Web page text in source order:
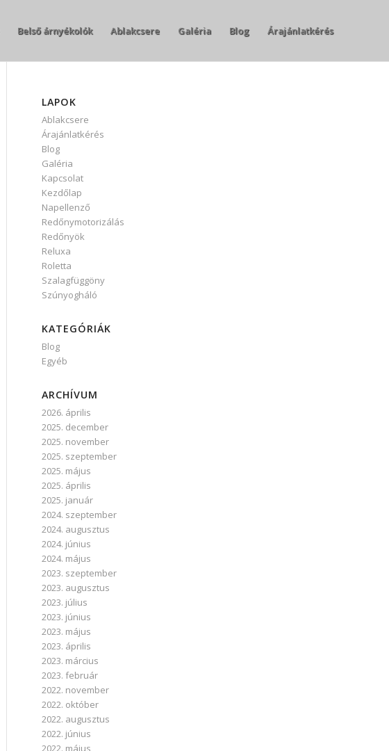
Belső árnyékolók Ablakcsere Galéria Blog Árajánlatkérés
LAPOK
Ablakcsere
Árajánlatkérés
Blog
Galéria
Kapcsolat
Kezdőlap
Napellenző
Redőnymotorizálás
Redőnyök
Reluxa
Roletta
Szalagfüggöny
Szúnyogháló
KATEGÓRIÁK
Blog
Egyéb
ARCHÍVUM
2026. április
2025. december
2025. november
2025. szeptember
2025. május
2025. április
2025. január
2024. szeptember
2024. augusztus
2024. június
2024. május
2023. szeptember
2023. augusztus
2023. július
2023. június
2023. május
2023. április
2023. március
2023. február
2022. november
2022. október
2022. augusztus
2022. június
2022. május